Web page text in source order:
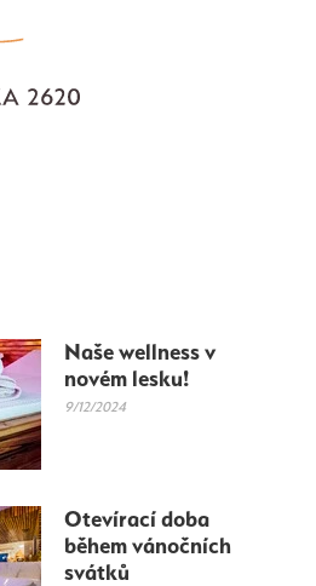
Naše wellness v
novém lesku!
9/12/2024
Otevírací doba
během vánočních
svátků